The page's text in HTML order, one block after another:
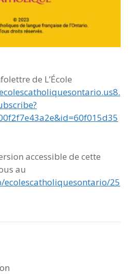
de L’École
accessible de cette
au
25